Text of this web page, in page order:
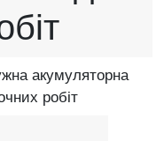
акумуляторна
робіт